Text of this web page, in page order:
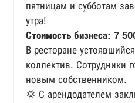
пятницам и субботам
утра!
Стоимость бизнеса: 7
В ресторане
коллектив. Сотрудники
новым собственником.
💢 С арендодателем